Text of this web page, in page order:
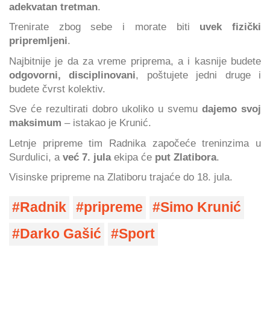
adekvatan tretman.
Trenirate zbog sebe i morate biti uvek fizički
pripremljeni.
Najbitnije je da za vreme priprema, a i kasnije budete
odgovorni, disciplinovani, poštujete jedni druge i
budete čvrst kolektiv.
Sve će rezultirati dobro ukoliko u svemu dajemo svoj
maksimum – istakao je Krunić.
Letnje pripreme tim Radnika započeće treninzima u
Surdulici, a već 7. julaekipa će put Zlatibora.
Visinske pripreme na Zlatiboru trajaće do 18. jula.
Radnik pripreme
Simo Krunić
Darko Gašić
Sport